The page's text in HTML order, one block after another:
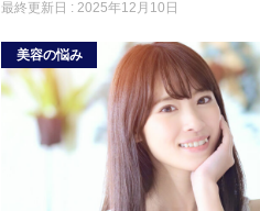
う。今回は、口臭を消す方法や今すぐでき
も紹介するので、ぜひ参考にしてくださ
い。
最終更新日 :2025年12月10日
美容の悩み